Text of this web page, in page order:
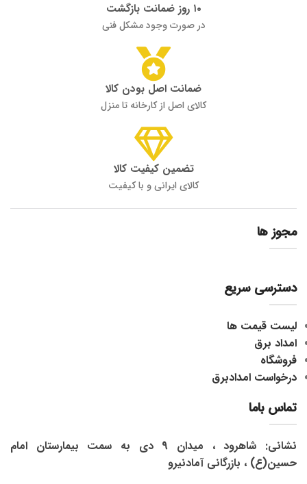
۱۰ روز ضمانت بازگشت
در صورت وجود مشکل فنی
ضمانت اصل بودن کالا
کالای اصل از کارخانه تا منزل
تضمین کیفیت کالا
کالای ایرانی و با کیفیت
مجوز ها
دسترسی سریع
لیست قیمت ها
امداد برق
فروشگاه
درخواست امدادبرق
تماس باما
نشانی: شاهرود ، میدان 9 دی به سمت بیمارستان امام
حسین(ع) ، بازرگانی آمادنیرو